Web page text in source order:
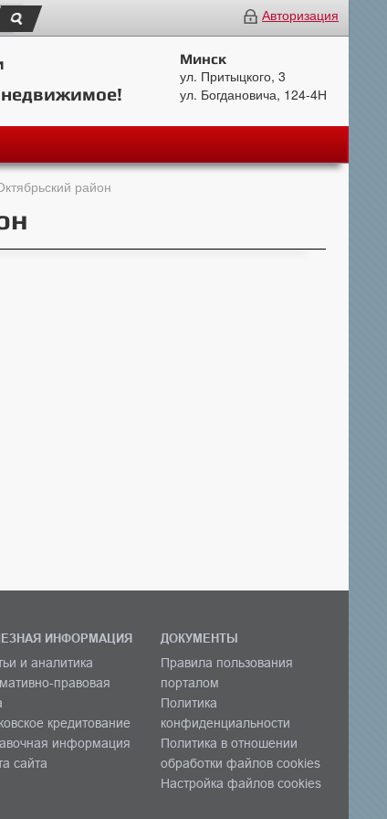
Авторизация
Минск
ул. Притыцкого, 3
ул. Богдановича, 124-4Н
район
ИНФОРМАЦИЯ
и аналитика
правовая
кредитование
информация
сайта
ДОКУМЕНТЫ
Правила пользования
порталом
Политика
конфиденциальности
Политика в отношении
обработки файлов cookies
Настройка файлов cookies